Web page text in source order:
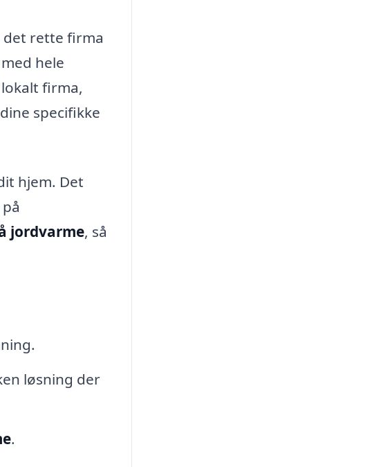
rette firma
hele
firma,
specifikke
hjem. Det
jordvarme, så
løsning der
.